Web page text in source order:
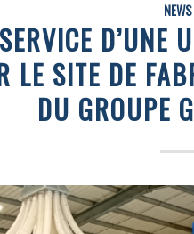
NEWS
D’UNE
LE SITE DE
DU GROUPE